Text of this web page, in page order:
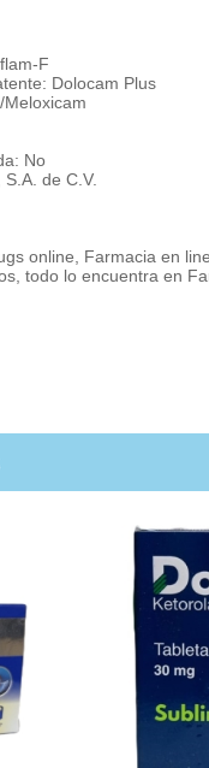
F
Dolocam Plus
No
de C.V.
online, Farmacia en
todo lo encuentra en